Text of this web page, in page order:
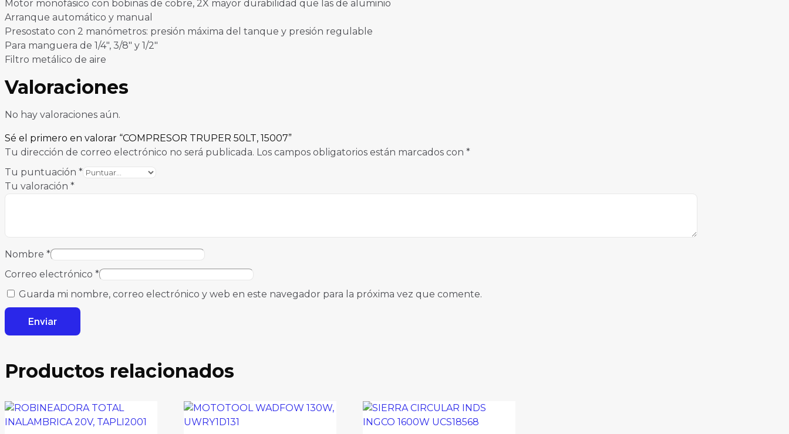
Motor monofásico con bobinas de cobre, 2X mayor durabilidad que las de aluminio
Arranque automático y manual
Presostato con 2 manómetros: presión máxima del tanque y presión regulable
Para manguera de 1/4″, 3/8″ y 1/2″
Filtro metálico de aire
Valoraciones
No hay valoraciones aún.
Sé el primero en valorar “COMPRESOR TRUPER 50LT, 15007”
Tu dirección de correo electrónico no será publicada. Los campos obligatorios están marcados con *
Tu puntuación *
Tu valoración *
Nombre *
Correo electrónico *
Guarda mi nombre, correo electrónico y web en este navegador para la próxima vez que comente.
Productos relacionados